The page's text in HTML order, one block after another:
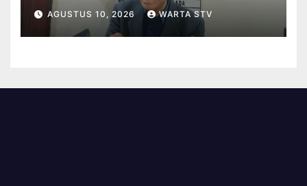
DPRD: Jangan Jadi Penonton!
AGUSTUS 10, 2026 WARTA STV